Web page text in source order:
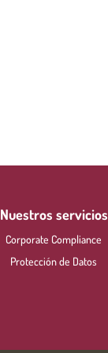
Nuestros servicios
Corporate Compliance
Protección de Datos